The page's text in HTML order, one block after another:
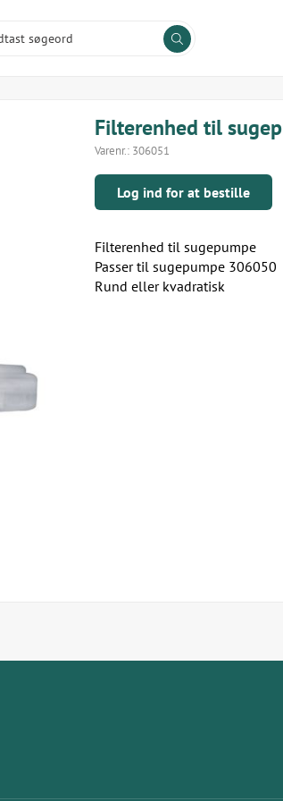
Filterenhed til
Varenr.: 306051
Log ind for at bestille
Filterenhed til sugepumpe
Passer til sugepumpe 306050
Rund eller kvadratisk